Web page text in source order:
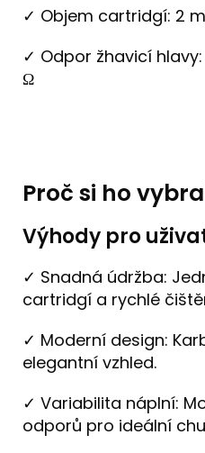
✓ Objem cartridgí: 2
✓ Odpor žhavicí hlavy:
Ω
Proč si ho
Výhody pro
✓ Snadná údržba:
cartridgí a rychlé
✓ Moderní design:
elegantní vzhled.
✓ Variabilita náplní:
odporů pro ideální